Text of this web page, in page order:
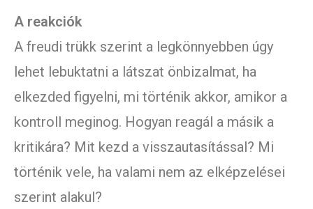
A reakciók
A freudi trükk szerint a legkönnyebben úgy
lehet lebuktatni a látszat önbizalmat, ha
elkezded figyelni, mi történik akkor, amikor a
kontroll meginog. Hogyan reagál a másik a
kritikára? Mit kezd a visszautasítással? Mi
történik vele, ha valami nem az elképzelései
szerint alakul?